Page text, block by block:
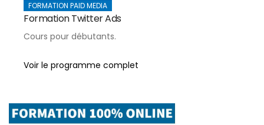
FORMATION PAID MEDIA
Formation Twitter Ads
Cours pour débutants.
Voir le programme complet